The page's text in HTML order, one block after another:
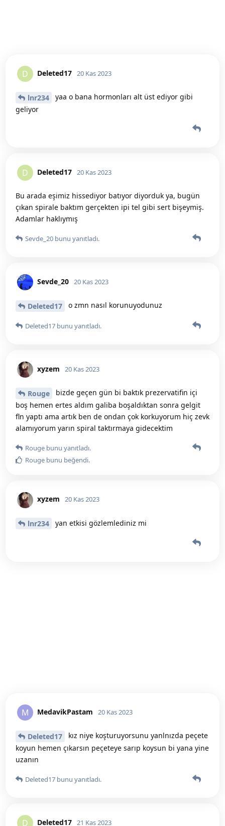
D Deleted17 20 Kas 2023
lnr234
yaa o bana hormonları alt üst ediyor gibi
geliyor
D Deleted17 20 Kas 2023
Bu arada eşimiz hissediyor batıyor diyorduk ya, bugün
çıkan spirale baktım gerçekten ipi tel gibi sert bişeymiş.
Adamlar haklıymış
Sevde_20 bunu yanıtladı.
Sevde_20 20 Kas 2023
Deleted17 o zmn nasıl korunuyodunuz
Deleted17 bunu yanıtladı.
xyzem 20 Kas 2023
Rouge
bizde geçen gün bi baktık prezervatifin içi
boş hemen ertes aldım galiba boşaldıktan sonra gelgit
fln yaptı ama artık ben de ondan çok korkuyorum hiç zevk
alamıyorum yarın spiral taktırmaya gidecektim
Rouge bunu yanıtladı.
Rouge bunu beğendi.
xyzem 20 Kas 2023
lnr234 yan etkisi gözlemlediniz mi
M MedavikPastam 20 Kas 2023
Deleted17
kız niye koşturuyorsunu yanlnızda peçete
koyun hemen çıkarsın peçeteye sarıp koysun bi yana yine
uzanın
Deleted17 bunu yanıtladı.
D Deleted17 21 Kas 2023